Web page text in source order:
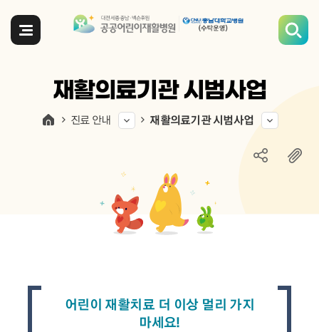
전체메뉴
재활의료기관 시범사업
진료 안내 재활의료기관 시범사업
어린이 재활치료 더 이상 멀리 가지
마세요!